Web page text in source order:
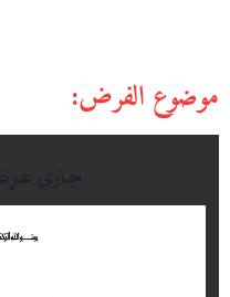
موضوع الفرض: